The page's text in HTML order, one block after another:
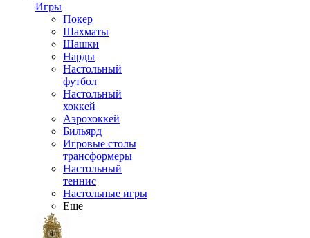
Игры
Покер
Шахматы
Шашки
Нарды
Настольный
футбол
Настольный
хоккей
Аэрохоккей
Бильярд
Игровые столы
трансформеры
Настольный
теннис
Настольные игры
Ещё